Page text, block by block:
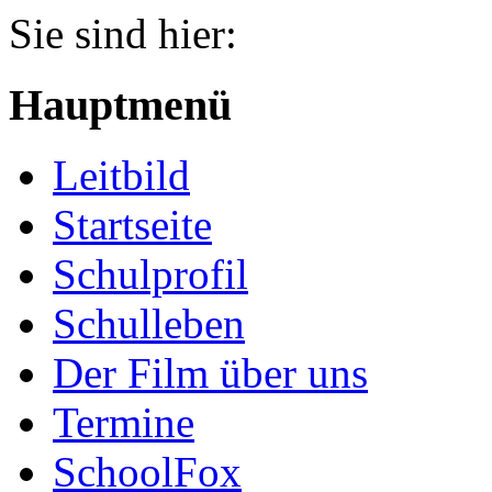
Sie sind hier:
Hauptmenü
Leitbild
Startseite
Schulprofil
Schulleben
Der Film über uns
Termine
SchoolFox
Jahr
Monat
Jahr
Monat